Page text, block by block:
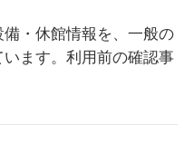
・休館情報を、一般の
ます。利用前の確認事